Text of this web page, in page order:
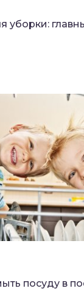
уборки:
посуду в